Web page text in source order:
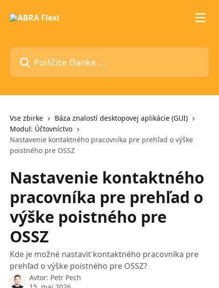
Poiščite članke ...
Vse zbirke
Báza znalostí desktopovej aplikácie (GUI)
Modul: Účtovníctvo
Nastavenie kontaktného pracovníka pre prehľad o výške
poistného pre OSSZ
Nastavenie kontaktného
pracovníka pre prehľad o
výške poistného pre
OSSZ
Kde je možné nastaviť kontaktného pracovníka pre
prehľad o výške poistného pre OSSZ?
Avtor: Petr Pech